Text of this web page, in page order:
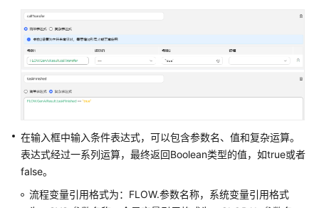
指
南
租
户
管
指
南
认
在输入框中输入条件表达式，可以包含参数名、值和复杂运算。
表达式经过一系列运算，最终返回Boolean类型的值，如true或者
false。
流程变量引用格式为：FLOW.参数名称，系统变量引用格式